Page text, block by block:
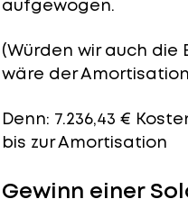
aufgewogen.
(Würden wir auch
wäre der
Denn: 7.236,43 €
bis zur Amortisation
Gewinn einer